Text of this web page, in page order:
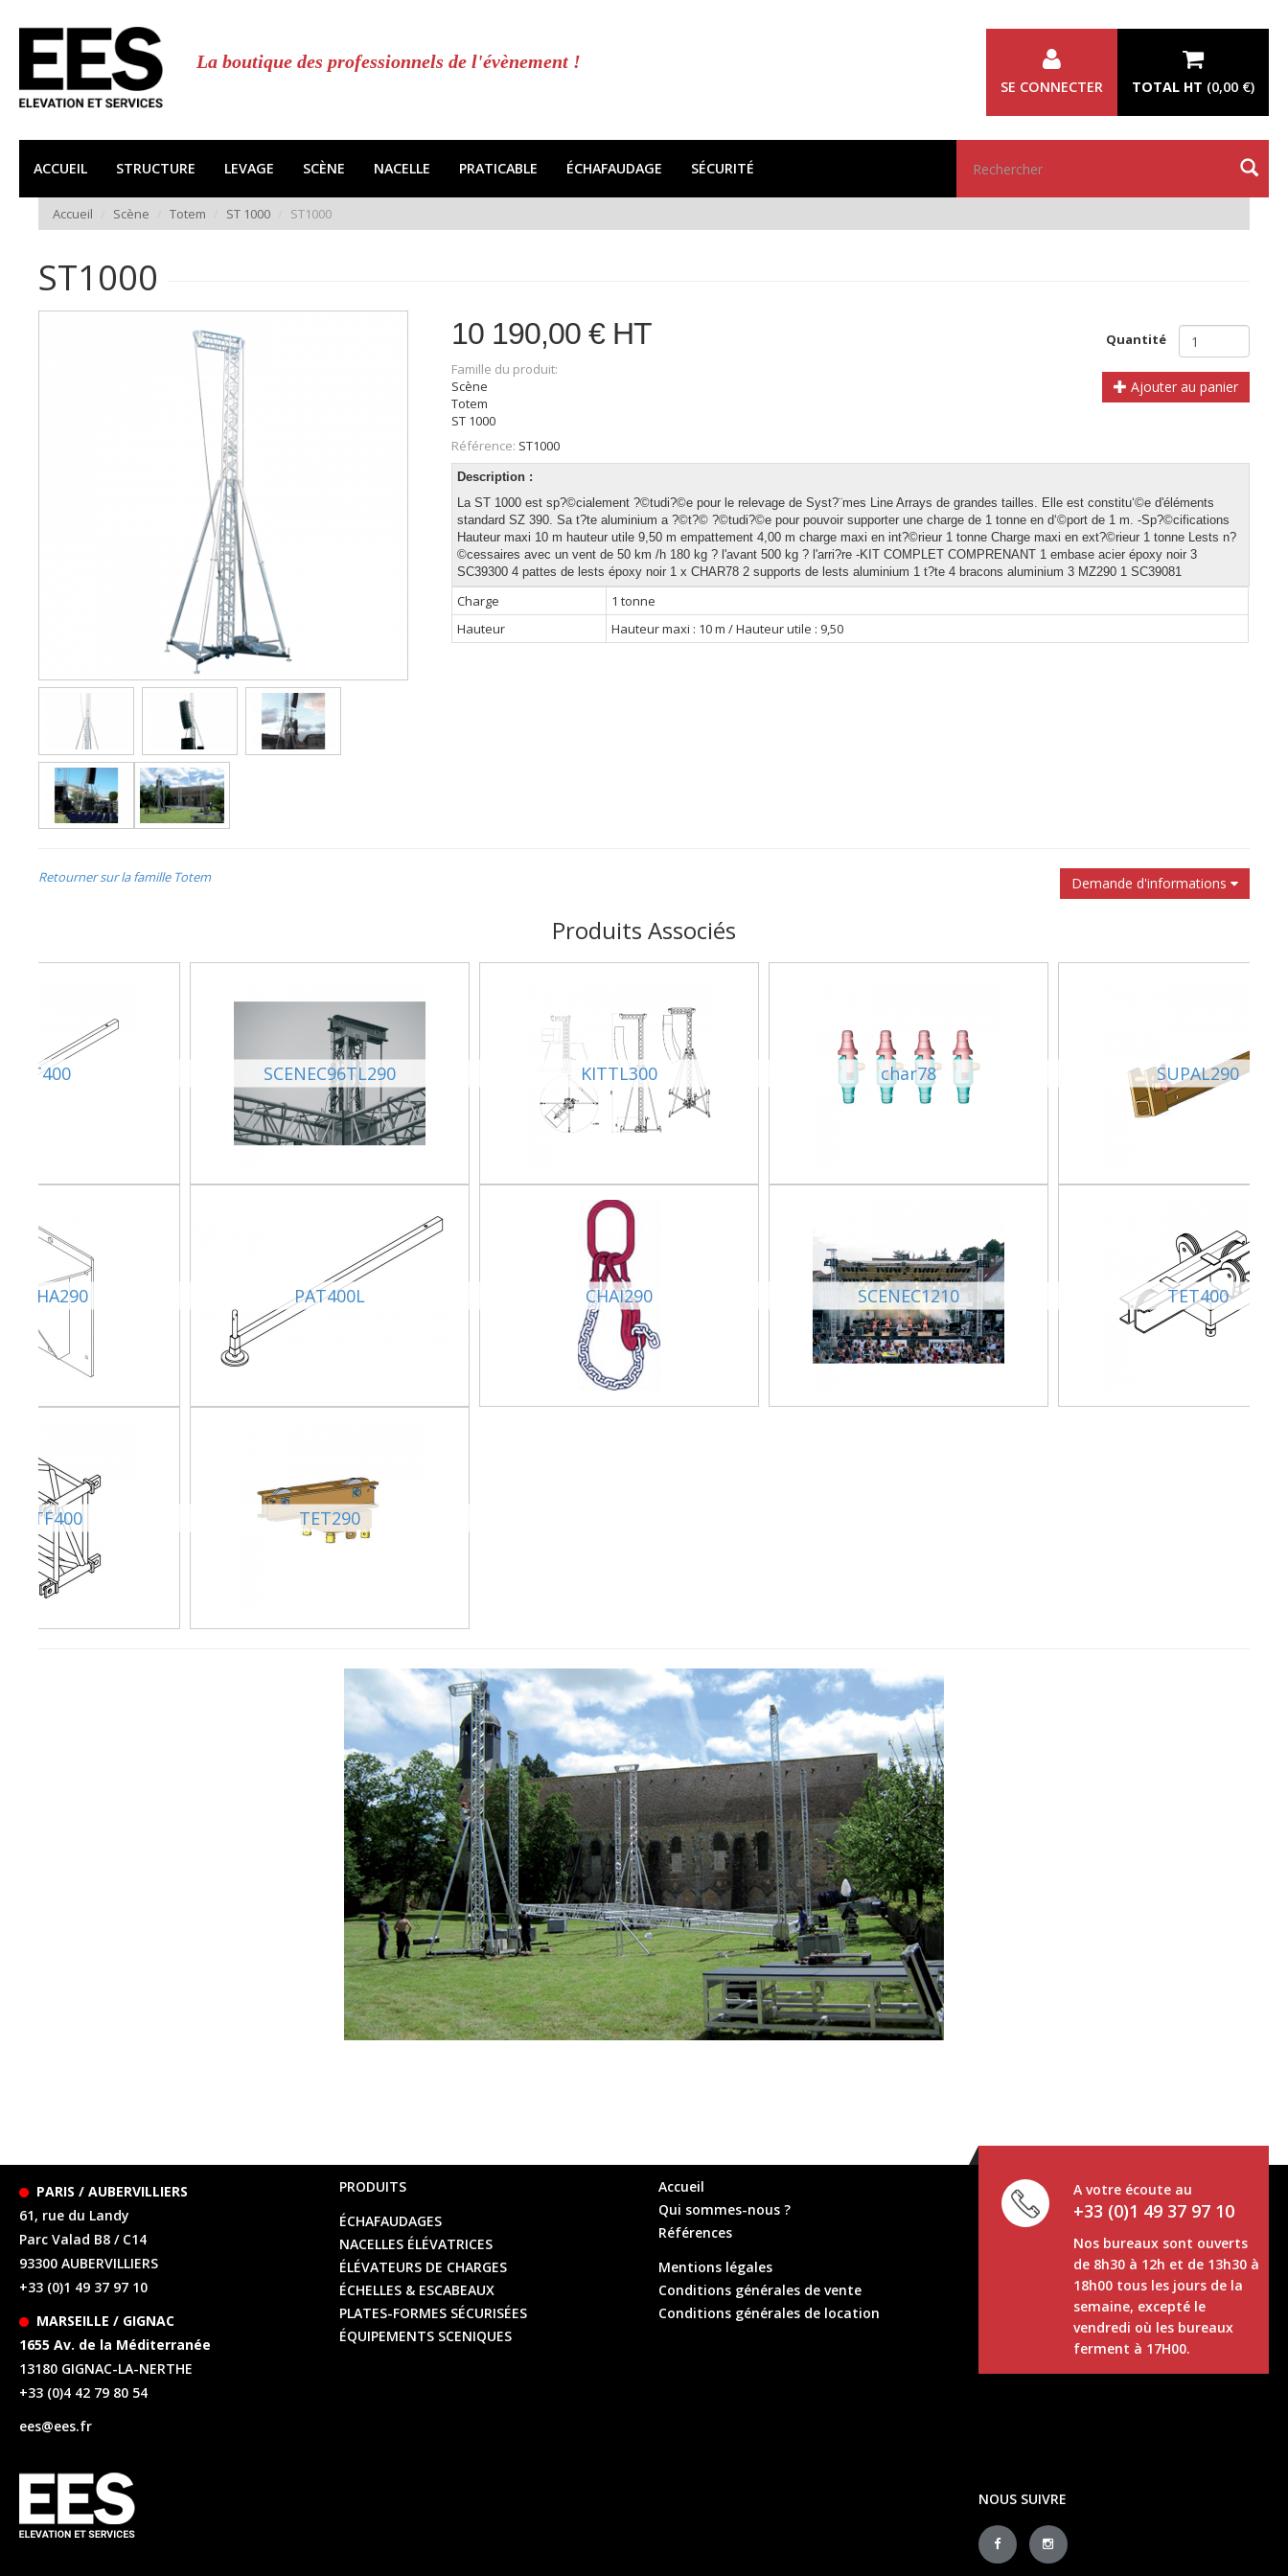
contenu
principal
La boutique des professionnels de l'évènement !
TOTAL HT (0,00 €)
SE CONNECTER
ACCUEIL STRUCTURE LEVAGE SCÈNE NACELLE PRATICABLE ÉCHAFAUDAGE SÉCURITÉ
Accueil Scène Totem ST 1000 ST1000
ST1000
10 190,00 € HT
Famille du produit:
Scène
Totem
ST 1000
Référence: ST1000
Quantité
Ajouter au panier
Description :
La ST 1000 est sp?©cialement ?©tudi?©e pour le relevage de Syst?¨mes Line Arrays de grandes tailles. Elle est constitu‘©e d'éléments
standard SZ 390. Sa t?te aluminium a ?©t?© ?©tudi?©e pour pouvoir supporter une charge de 1 tonne en d‘©port de 1 m. -Sp?©cifications
Hauteur maxi 10 m hauteur utile 9,50 m empattement 4,00 m charge maxi en int?©rieur 1 tonne Charge maxi en ext?©rieur 1 tonne Lests n?
©cessaires avec un vent de 50 km /h 180 kg ? l'avant 500 kg ? l'arri?re -KIT COMPLET COMPRENANT 1 embase acier époxy noir 3
SC39300 4 pattes de lests époxy noir 1 x CHAR78 2 supports de lests aluminium 1 t?te 4 bracons aluminium 3 MZ290 1 SC39081
Charge
1 tonne
Hauteur
Hauteur maxi : 10 m / Hauteur utile : 9,50
Retourner sur la famille Totem Demande d'informations
Produits Associés
PAT400 SCENEC96TL290 KITTL300 char78 SUPAL290
PAT400L CHAI290 SCENEC1210 TET400
TET290
PARIS / AUBERVILLIERS
61, rue du Landy
Parc Valad B8 / C14
93300 AUBERVILLIERS
+33 (0)1 49 37 97 10
MARSEILLE / GIGNAC
1655 Av. de la Méditerranée
13180 GIGNAC-LA-NERTHE
+33 (0)4 42 79 80 54
ees@ees.fr
PRODUITS
ÉCHAFAUDAGES
NACELLES ÉLÉVATRICES
ÉLÉVATEURS DE CHARGES
ÉCHELLES & ESCABEAUX
PLATES-FORMES SÉCURISÉES
ÉQUIPEMENTS SCENIQUES
Accueil
Qui sommes-nous ?
Références
Mentions légales
Conditions générales de vente
Conditions générales de location
A votre écoute au
+33 (0)1 49 37 97 10
Nos bureaux sont ouverts
de 8h30 à 12h et de 13h30 à
18h00 tous les jours de la
semaine, excepté le
vendredi où les bureaux
ferment à 17H00.
NOUS SUIVRE